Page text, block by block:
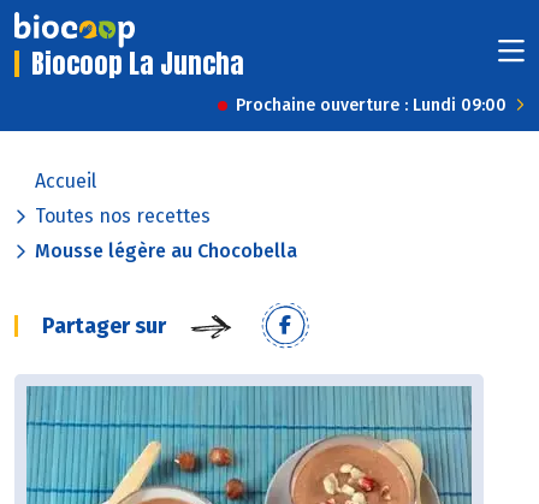
Biocoop La Juncha
Prochaine ouverture : Lundi 09:00
Accueil
Toutes nos recettes
Mousse légère au Chocobella
Partager sur